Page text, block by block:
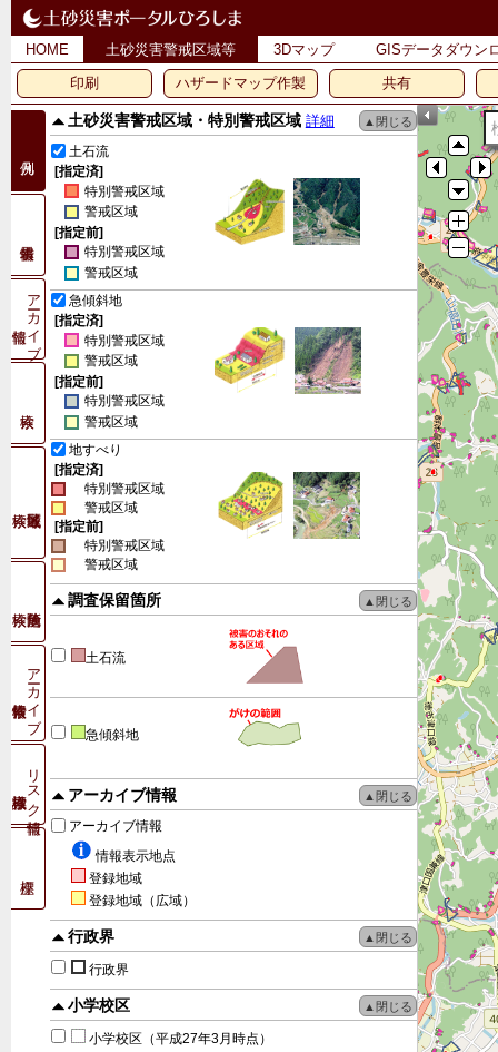
HOME 土砂災害警戒区域等 3Dマップ
GISデータダウン
印刷
ハザードマップ作製 共有
アーカイブ
アーカイブ
リスク情報
土砂災害警戒区域・特別警戒区域 詳細
土石流
[指定済]
特別警戒区域
警戒区域
[指定前]
特別警戒区域
警戒区域
急傾斜地
[指定済]
特別警戒区域
警戒区域
[指定前]
特別警戒区域
警戒区域
地すべり
[指定済]
特別警戒区域
警戒区域
[指定前]
特別警戒区域
警戒区域
調査保留箇所
土石流
急傾斜地
アーカイブ情報
アーカイブ情報
情報表示地点
登録地域
登録地域（広域）
行政界
行政界
小学校区
小学校区（平成27年3月時点）